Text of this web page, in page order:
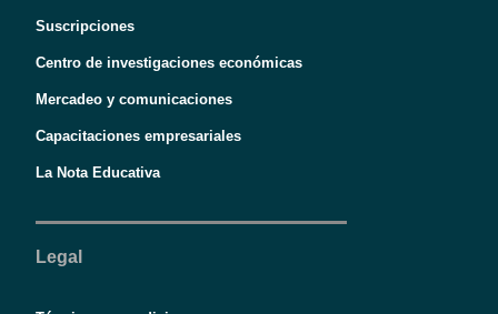
Suscripciones
Centro de investigaciones económicas
Mercadeo y comunicaciones
Capacitaciones empresariales
La Nota Educativa
Legal